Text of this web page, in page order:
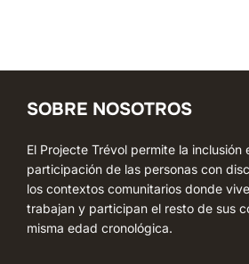
SOBRE NOSOTROS
El Projecte Trévol permite la inclusión
participación de las personas con
los contextos comunitarios donde
trabajan y participan el resto de sus
misma edad cronológica.